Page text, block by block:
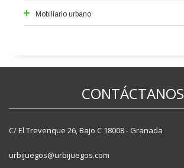
Mobiliario urbano
Papeleras
Vallas
CONTÁCTANOS
C/ El Trevenque 26, Bajo C 18008 - Granada
urbijuegos@urbijuegos.com